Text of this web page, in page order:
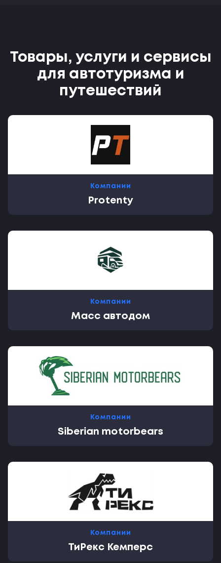
Товары, услуги и сервисы
для автотуризма и
путешествий
Компании
Protenty
Компании
Масс автодом
Компании
Siberian motorbears
Компании
ТиРекс Кемперс